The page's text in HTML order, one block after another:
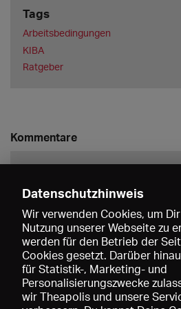
Tags
Arbeitsbedingungen
KIBA
Ratgeber
Kommentare
Datenschutzhinweis
Wir verwenden Cookies, um
Nutzung unserer Webseite zu
werden für den Betrieb der
Cookies gesetzt. Darüber
für Statistik-, Marketing- und
Personalisierungszwecke
wir Theapolis und unsere